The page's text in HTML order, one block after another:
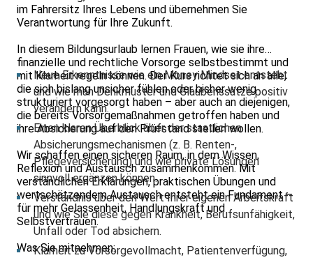
im Fahrersitz Ihres Lebens und übernehmen Sie
Verantwortung für Ihre Zukunft.
In diesem Bildungsurlaub lernen Frauen, wie sie ihre
finanzielle und rechtliche Vorsorge selbstbestimmt und
mit Klarheit regeln können. Der Kurs richtet sich an alle,
die sich bislang unsicher fühlen oder bisher wenig
strukturiert vorgesorgt haben – aber auch an diejenigen,
die bereits Vorsorgemaßnahmen getroffen haben und
ihre Absicherung auf den Prüfstand stellen wollen.
Wir schaffen einen sicheren Raum, in dem Wissen,
Reflexion und Austausch zusammenkommen. Mit
verständlichen Erklärungen, praktischen Übungen und
wertschätzendem Austausch entsteht ein Fundament –
für mehr Gelassenheit, Handlungskraft und
Selbstvertrauen.
Was Sie mitnehmen:
Neue Erkenntnisse wie ein Money Mindset entsteht
und wie man Denkmuster und Glaubenssätze positiv
verändern kann.
Einen klaren Überblick über der staatlichen
Absicherungsmechanismen (z. B. Renten-,
Pflegeversicherung) und wie private Lösungen
sinnvoll ergänzen können.
Verständnis über den Wert Ihrer eigenen Arbeitskraft
und wie Sie diese gegen Krankheit, Berufsunfähigkeit,
Unfall oder Tod absichern.
Klarheit zu Vorsorgevollmacht, Patientenverfügung,